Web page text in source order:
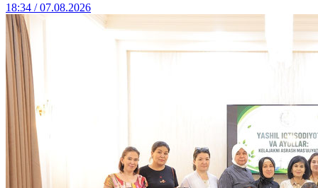
18:34 / 07.08.2026